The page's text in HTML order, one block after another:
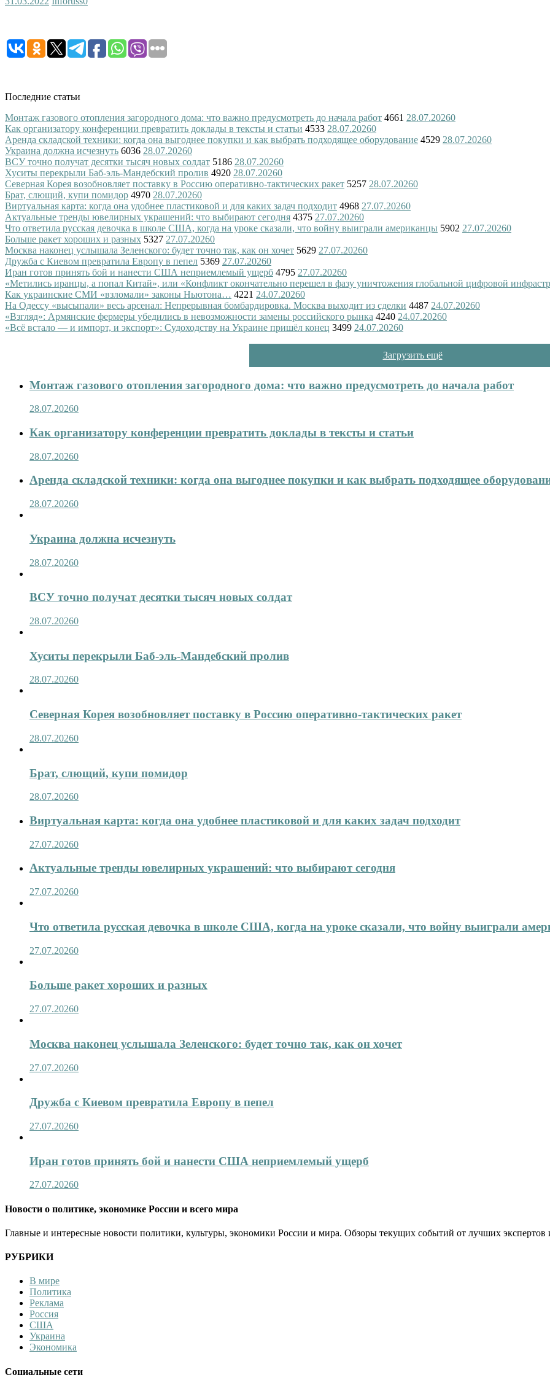
Последние статьи
Монтаж газового отопления загородного дома: что важно предусмотреть до начала работ 4661 28.07.20260
Как организатору конференции превратить доклады в тексты и статьи 4533 28.07.20260
Аренда складской техники: когда она выгоднее покупки и как выбрать подходящее оборудование 4529 28.07.20260
Украина должна исчезнуть 6036 28.07.20260
ВСУ точно получат десятки тысяч новых солдат 5186 28.07.20260
Хуситы перекрыли Баб-эль-Мандебский пролив 4920 28.07.20260
Северная Корея возобновляет поставку в Россию оперативно-тактических ракет 5257 28.07.20260
Брат, слющий, купи помидор 4970 28.07.20260
Виртуальная карта: когда она удобнее пластиковой и для каких задач подходит 4968 27.07.20260
Актуальные тренды ювелирных украшений: что выбирают сегодня 4375 27.07.20260
Что ответила русская девочка в школе США, когда на уроке сказали, что войну выиграли американцы 5902 27.07.20260
Больше ракет хороших и разных 5327 27.07.20260
Москва наконец услышала Зеленского: будет точно так, как он хочет 5629 27.07.20260
Дружба с Киевом превратила Европу в пепел 5369 27.07.20260
Иран готов принять бой и нанести США неприемлемый ущерб 4795 27.07.20260
«Метились иранцы, а попал Китай», или «Конфликт окончательно перешел в фазу уничтожения глобальной цифровой
Как украинские СМИ «взломали» законы Ньютона… 4221 24.07.20260
На Одессу «высыпали» весь арсенал: Непрерывная бомбардировка. Москва выходит из сделки 4487 24.07.20260
«Взгляд»: Армянские фермеры убедились в невозможности замены российского рынка 4240 24.07.20260
«Всё встало — и импорт, и экспорт»: Судоходству на Украине пришёл конец 3499 24.07.20260
Загрузить ещё
Монтаж газового отопления загородного дома: что важно предусмотреть до начала работ
28.07.20260
Как организатору конференции превратить доклады в тексты и статьи
28.07.20260
Аренда складской техники: когда она выгоднее покупки и как выбрать подходящее
28.07.20260
Украина должна исчезнуть
28.07.20260
ВСУ точно получат десятки тысяч новых солдат
28.07.20260
Хуситы перекрыли Баб-эль-Мандебский пролив
28.07.20260
Северная Корея возобновляет поставку в Россию оперативно-тактических ракет
28.07.20260
Брат, слющий, купи помидор
28.07.20260
Виртуальная карта: когда она удобнее пластиковой и для каких задач подходит
27.07.20260
Актуальные тренды ювелирных украшений: что выбирают сегодня
27.07.20260
Что ответила русская девочка в школе США, когда на уроке сказали, что войну выиграли
27.07.20260
Больше ракет хороших и разных
27.07.20260
Москва наконец услышала Зеленского: будет точно так, как он хочет
27.07.20260
Дружба с Киевом превратила Европу в пепел
27.07.20260
Иран готов принять бой и нанести США неприемлемый ущерб
27.07.20260
Новости о политике, экономике России и всего мира
Главные и интересные новости политики, культуры, экономики России и мира. Обзоры текущих событий от лучших экспертов
РУБРИКИ
В мире
Политика
Реклама
Россия
США
Украина
Экономика
Социальные сети